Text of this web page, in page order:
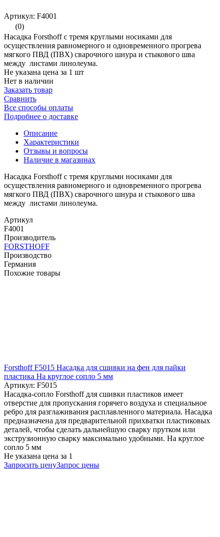
Артикул: F4001
(0)
Насадка Forsthoff с тремя круглыми носиками для
осуществления равномерного и одновременного прогрева
мягкого ПВД (ПВХ) сварочного шнура и стыкового шва
между листами линолеума.
Не указана цена за 1 шт
Нет в наличии
Заказать товар
Сравнить
Все способы оплаты
Подробнее о доставке
Описание
Характеристики
Отзывы и вопросы
Наличие в магазинах
Насадка Forsthoff с тремя круглыми носиками для
осуществления равномерного и одновременного прогрева
мягкого ПВД (ПВХ) сварочного шнура и стыкового шва
между листами линолеума.
Артикул
F4001
Производитель
FORSTHOFF
Производство
Германия
Похожие товары
Forsthoff F5015 Насадка для сшивки на фен для пайки
пластика На круглое сопло 5 мм
Артикул: F5015
Насадка-сопло Forsthoff для сшивки пластиков имеет
отверстие для пропускания горячего воздуха и специальное
ребро для разглаживания расплавленного материала. Насадка
предназначена для предварительной прихватки пластиковых
деталей, чтобы сделать дальнейшую сварку прутком или
экструзионную сварку максимально удобными. На круглое
сопло 5 мм
Не указана цена за 1
Запросить ценуЗапрос цены